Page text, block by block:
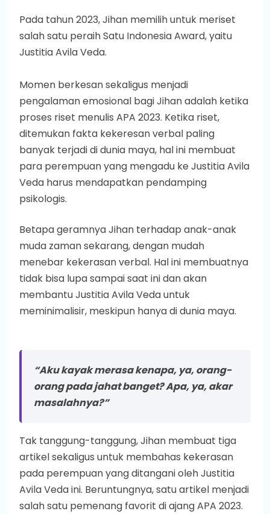
Pada tahun 2023, Jihan memilih untuk meriset
salah satu peraih Satu Indonesia Award, yaitu
Justitia Avila Veda.
Momen berkesan sekaligus menjadi
pengalaman emosional bagi Jihan adalah ketika
proses riset menulis APA 2023. Ketika riset,
ditemukan fakta kekeresan verbal paling
banyak terjadi di dunia maya, hal ini membuat
para perempuan yang mengadu ke Justitia Avila
Veda harus mendapatkan pendamping
psikologis.
Betapa geramnya Jihan terhadap anak-anak
muda zaman sekarang, dengan mudah
menebar kekerasan verbal. Hal ini membuatnya
tidak bisa lupa sampai saat ini dan akan
membantu Justitia Avila Veda untuk
meminimalisir, meskipun hanya di dunia maya.
“Aku kayak merasa kenapa, ya, orang-
orang pada jahat banget? Apa, ya, akar
masalahnya?”
Tak tanggung-tanggung, Jihan membuat tiga
artikel sekaligus untuk membahas kekerasan
pada perempuan yang ditangani oleh Justitia
Avila Veda ini. Beruntungnya, satu artikel menjadi
salah satu pemenang favorit di ajang APA 2023.